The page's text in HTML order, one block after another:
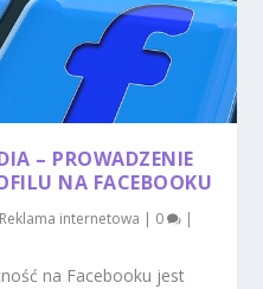
– PROWADZENIE
NA FACEBOOKU
Reklama internetowa | 0 |
na Facebooku jest